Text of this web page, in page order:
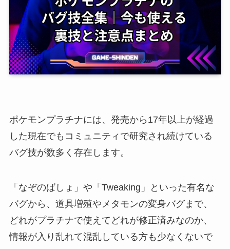
ポケモンプラチナには、発売から17年以上が経過
した現在でもコミュニティで研究され続けている
バグ技が数多く存在します。
「なぞのばしょ」や「Tweaking」といった有名な
バグから、道具増殖やメタモンの変身バグまで、
どれがプラチナで使えてどれが修正済みなのか、
情報が入り乱れて混乱している方も少なくないで